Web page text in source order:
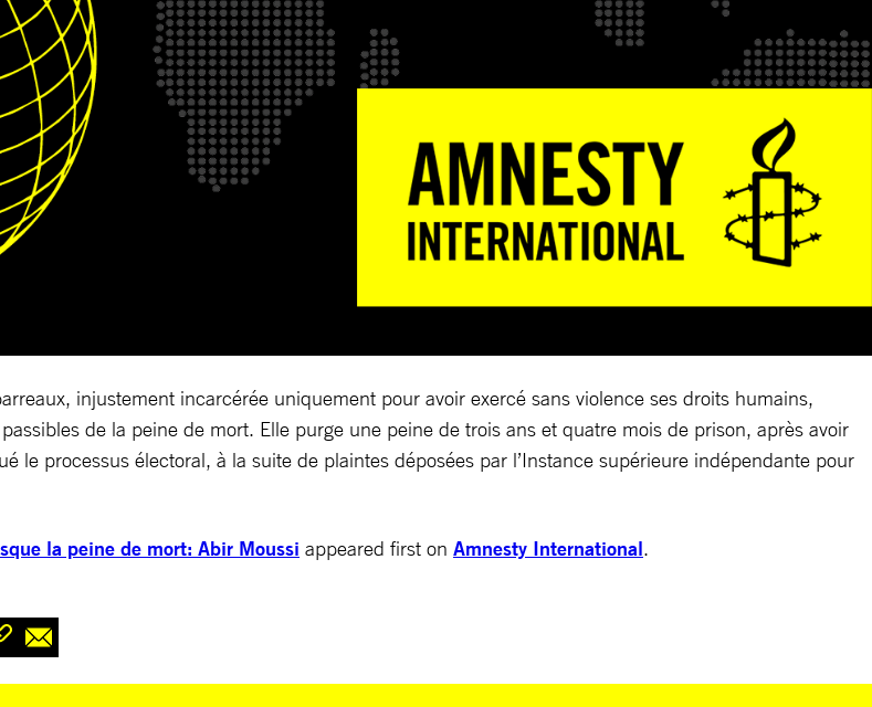
injustement incarcérée uniquement pour avoir exercé sans violence ses droits humains,
de la peine de mort. Elle purge une peine de trois ans et quatre mois de prison, après avoir
le processus électoral, à la suite de plaintes déposées par l’Instance supérieure indépendante pour
la peine de mort: Abir Moussi appeared first on Amnesty International.